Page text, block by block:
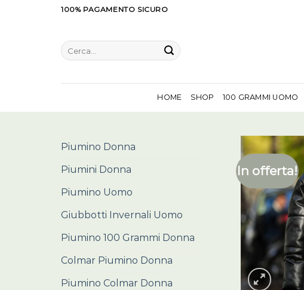
100% PAGAMENTO SICURO
Cerca:
HOME SHOP 100 GRAMMI UOMO
Piumino Donna
Piumini Donna
Piumino Uomo
Giubbotti Invernali Uomo
Piumino 100 Grammi Donna
Colmar Piumino Donna
Piumino Colmar Donna
In offerta!